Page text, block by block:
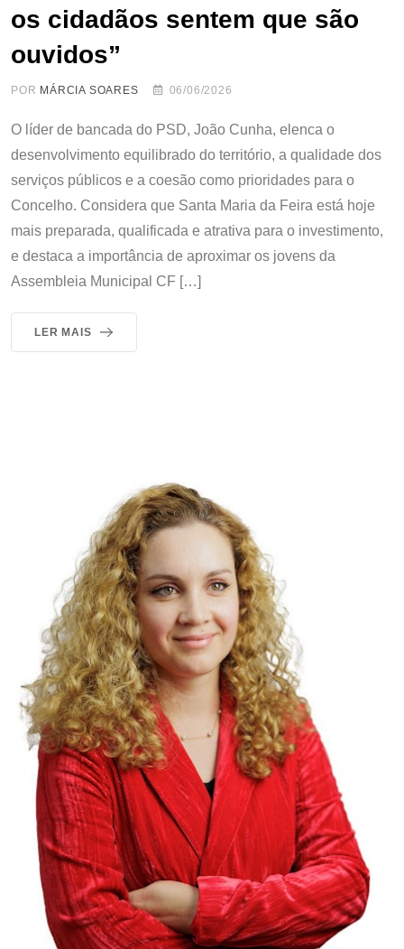
os cidadãos sentem que são
ouvidos”
POR MÁRCIA SOARES 06/06/2026
O líder de bancada do PSD, João Cunha, elenca o
desenvolvimento equilibrado do território, a qualidade dos
serviços públicos e a coesão como prioridades para o
Concelho. Considera que Santa Maria da Feira está hoje
mais preparada, qualificada e atrativa para o investimento,
e destaca a importância de aproximar os jovens da
Assembleia Municipal CF […]
LER MAIS